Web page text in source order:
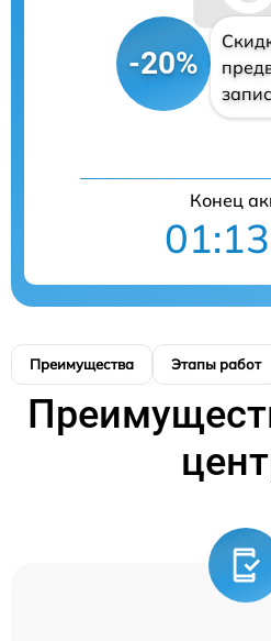
-20%
Конец
Преимущества Этапы работ